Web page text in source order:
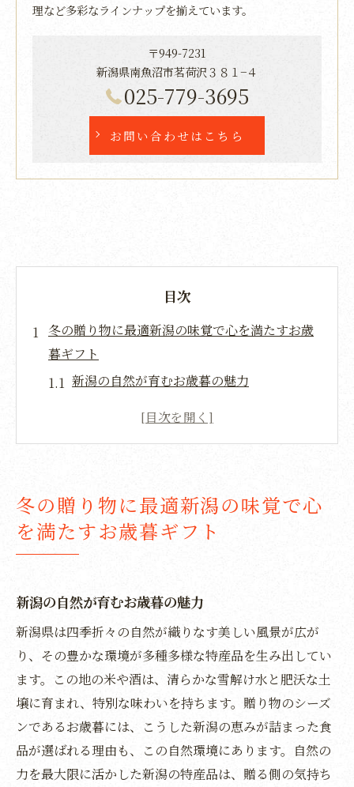
理など多彩なラインナップを揃えています。
〒949-7231
新潟県南魚沼市茗荷沢３８１−４
025-779-3695
お問い合わせはこちら
目次
冬の贈り物に最適新潟の味覚で心を満たすお歳
暮ギフト
新潟の自然が育むお歳暮の魅力
地元で愛される新潟の人気特産品
新潟の味覚で感謝を伝えるお歳暮
お歳暮に選びたい新潟県の特産品で伝える感謝
新潟県の特産品がもたらす贈り物の価値
新潟の特産品で心に残るお歳暮を
新潟の味わいを届ける特産品の魅力
地域の魅力を感じる新潟特産品のお歳暮
新潟の特産品で大切な人への感謝を
新潟の自然が育む米と酒お歳暮に贈る絶品の選
び方
冬の贈り物に最適新潟の味覚で心
を満たすお歳暮ギフト
新潟の自然が育むお歳暮の魅力
新潟県は四季折々の自然が織りなす美しい風景が広が
り、その豊かな環境が多種多様な特産品を生み出してい
ます。この地の米や酒は、清らかな雪解け水と肥沃な土
壌に育まれ、特別な味わいを持ちます。贈り物のシーズ
ンであるお歳暮には、こうした新潟の恵みが詰まった食
品が選ばれる理由も、この自然環境にあります。自然の
力を最大限に活かした新潟の特産品は、贈る側の気持ち